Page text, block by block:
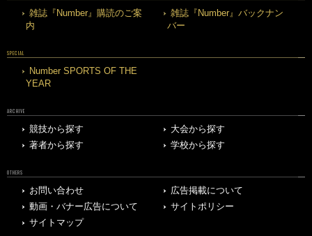
雑誌『Number』購読のご案
内
雑誌『Number』バックナン
バー
SPECIAL
Number SPORTS OF THE
YEAR
ARCHIVE
競技から探す
大会から探す
著者から探す
学校から探す
OTHERS
お問い合わせ
広告掲載について
動画・バナー広告について
サイトポリシー
サイトマップ